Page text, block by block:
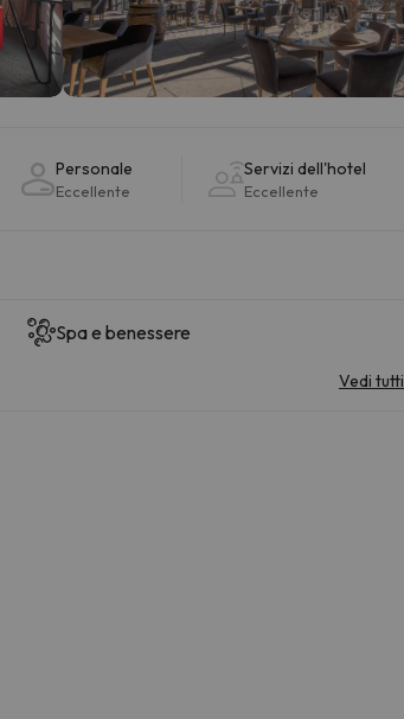
Personale
Eccellente
Servizi dell'hotel
Eccellente
Spa e benessere
Vedi tutti